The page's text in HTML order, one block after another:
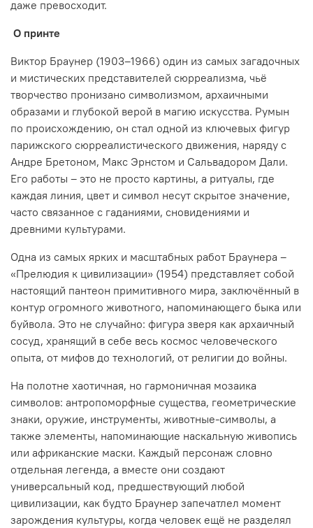
даже превосходит.
О принте
Виктор Браунер (1903–1966) один из самых загадочных
и мистических представителей сюрреализма, чьё
творчество пронизано символизмом, архаичными
образами и глубокой верой в магию искусства. Румын
по происхождению, он стал одной из ключевых фигур
парижского сюрреалистического движения, наряду с
Андре Бретоном, Макс Эрнстом и Сальвадором Дали.
Его работы – это не просто картины, а ритуалы, где
каждая линия, цвет и символ несут скрытое значение,
часто связанное с гаданиями, сновидениями и
древними культурами.
Одна из самых ярких и масштабных работ Браунера –
«Прелюдия к цивилизации» (1954) представляет собой
настоящий пантеон примитивного мира, заключённый в
контур огромного животного, напоминающего быка или
буйвола. Это не случайно: фигура зверя как архаичный
сосуд, хранящий в себе весь космос человеческого
опыта, от мифов до технологий, от религии до войны.
На полотне хаотичная, но гармоничная мозаика
символов: антропоморфные существа, геометрические
знаки, оружие, инструменты, животные-символы, а
также элементы, напоминающие наскальную живопись
или африканские маски. Каждый персонаж словно
отдельная легенда, а вместе они создают
универсальный код, предшествующий любой
цивилизации, как будто Браунер запечатлел момент
зарождения культуры, когда человек ещё не разделял